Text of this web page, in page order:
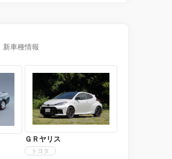
新車種情報
ＧＲヤリス
トヨタ